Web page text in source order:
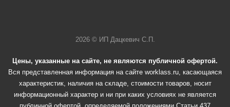
2026 © ИП Дацкевич С.П.
Цены, указанные на сайте, не являются публичной офертой.
Вся представленная информация на сайте worklass.ru, касающаяся
характеристик, наличия на складе, стоимости товаров, носит
информационный характер и ни при каких условиях не является